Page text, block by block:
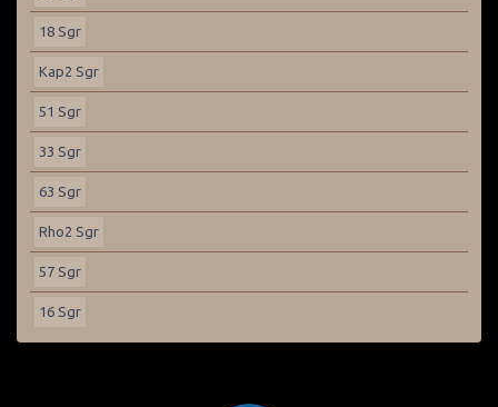
18 Sgr
Kap2 Sgr
51 Sgr
33 Sgr
63 Sgr
Rho2 Sgr
57 Sgr
16 Sgr